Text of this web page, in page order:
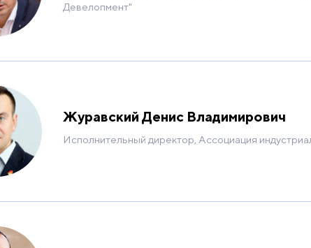
Девелопмент"
Журавский Денис Владимирович
Исполнительный директор, Ассоциация